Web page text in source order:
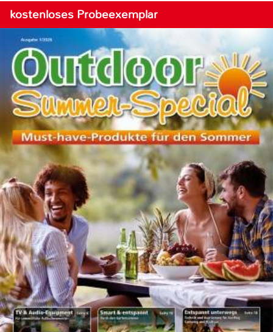
kostenloses Probeexemplar